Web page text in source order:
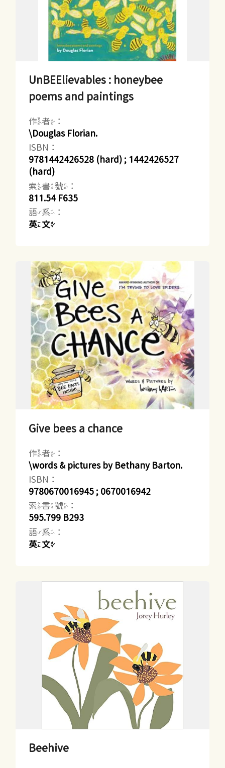
UnBEElievables : honeybee
poems and paintings
作者：
\Douglas Florian.
ISBN：
9781442426528 (hard) ; 1442426527
(hard)
索書號：
811.54 F635
語系：
英文
Give bees a chance
作者：
\words & pictures by Bethany Barton.
ISBN：
9780670016945 ; 0670016942
索書號：
595.799 B293
語系：
英文
Beehive